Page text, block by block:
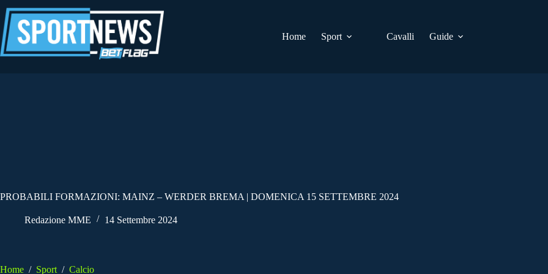
al
contenuto
Home
Sport Cavalli Guide
PROBABILI FORMAZIONI: MAINZ – WERDER BREMA | DOMENICA 15 SETTEMBRE 2024
Redazione MME 14 Settembre 2024
Home / Sport / Calcio